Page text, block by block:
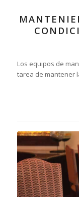
Los equipos de
tarea de mantener